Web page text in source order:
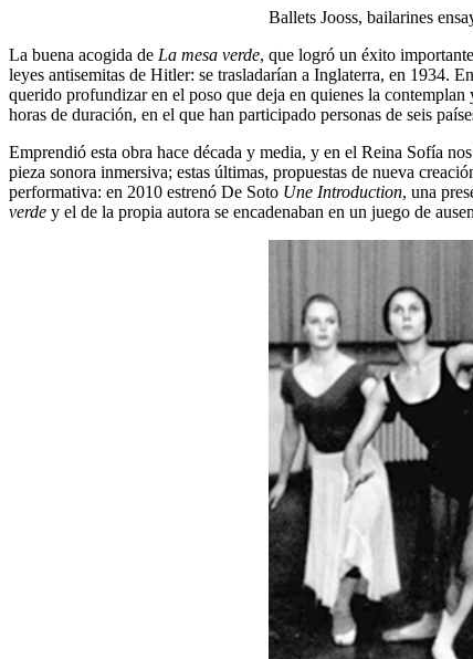
Ballets Jooss, bailarines
La buena acogida de La mesa verde, que logró un éxito
leyes antisemitas de Hitler: se trasladarían a Inglaterra, en 1934.
querido profundizar en el poso que deja en quienes la
horas de duración, en el que han participado personas de seis
Emprendió esta obra hace década y media, y en el Reina Sofía
pieza sonora inmersiva; estas últimas, propuestas de nueva
performativa: en 2010 estrenó De Soto Une Introduction, una
verde y el de la propia autora se encadenaban en un juego de